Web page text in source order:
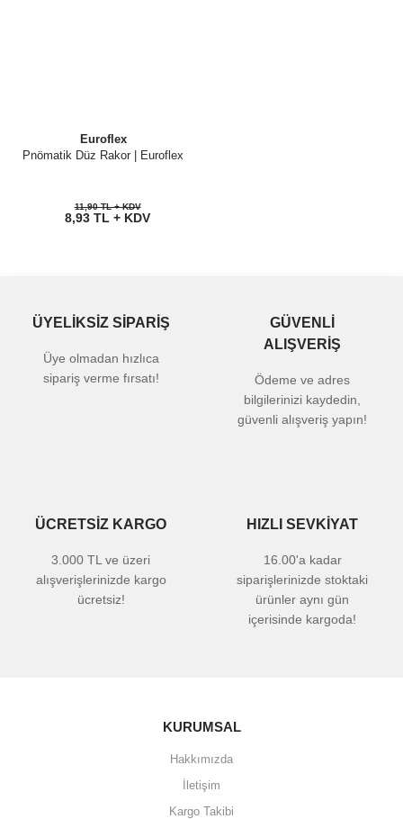
Euroflex
Pnömatik Düz Rakor | Euroflex
11,90 TL + KDV
8,93 TL + KDV
ÜYELİKSİZ SİPARİŞ
Üye olmadan hızlıca
sipariş verme fırsatı!
GÜVENLİ
ALIŞVERİŞ
Ödeme ve adres
bilgilerinizi kaydedin,
güvenli alışveriş yapın!
ÜCRETSİZ KARGO
3.000 TL ve üzeri
alışverişlerinizde kargo
ücretsiz!
HIZLI SEVKİYAT
16.00'a kadar
siparişlerinizde stoktaki
ürünler aynı gün
içerisinde kargoda!
KURUMSAL
Hakkımızda
İletişim
Kargo Takibi